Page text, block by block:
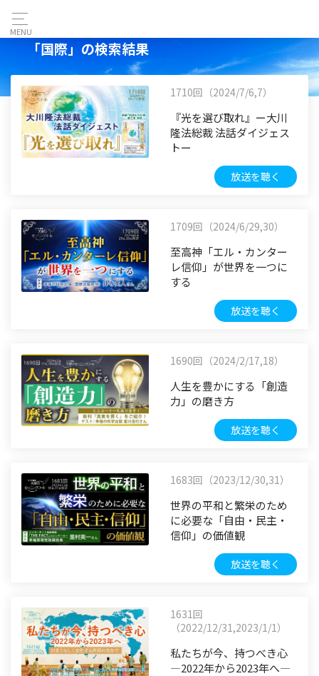
MENU
「国際」の検索結果
1710回（2024/7/6,7）
『光を選び取れ』ー大川
隆法総裁 法話ダイジェス
トー
放送を聴く
1709回（2024/6/29,30）
至高神「エル・カンター
レ信仰」が世界を一つに
する
放送を聴く
1690回（2024/2/17,18）
人生を豊かにする「創造
力」の磨き方
放送を聴く
1683回（2023/12/30,31）
世界の平和と繁栄のため
に必要な「自由・民主・
信仰」の価値観
放送を聴く
1631回
（2022/12/31,2023/1/1）
私たちが今、持つべき心
―2022年から2023年へ―